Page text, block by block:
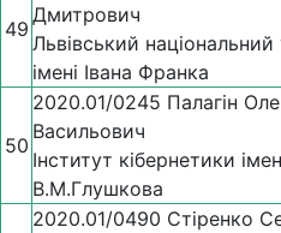
49
Дмитрович
Львівський національний
імені Івана Франка
50
2020.01/0245 Палагін
Васильович
Інститут кібернетики
В.М.Глушкова
2020.01/0490 Стіренко